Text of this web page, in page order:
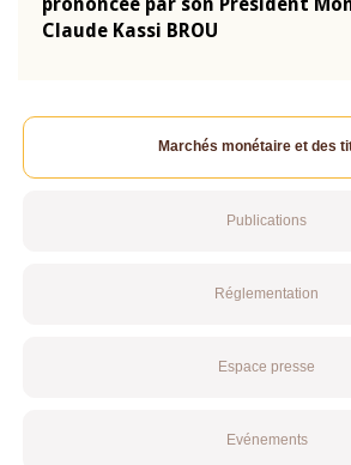
Claude Kassi BROU
Marchés monétaire et des
Publications
Réglementation
Espace presse
Evénements